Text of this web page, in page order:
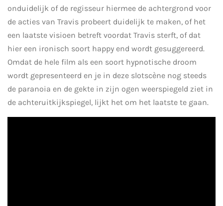
onduidelijk of de regisseur hiermee de achtergrond voor
de acties van Travis probeert duidelijk te maken, of het
een laatste visioen betreft voordat Travis sterft, of dat
hier een ironisch soort happy end wordt gesuggereerd.
Omdat de hele film als een soort hypnotische droom
wordt gepresenteerd en je in deze slotscène nog steeds
de paranoia en de gekte in zijn ogen weerspiegeld ziet in
de achteruitkijkspiegel, lijkt het om het laatste te gaan.